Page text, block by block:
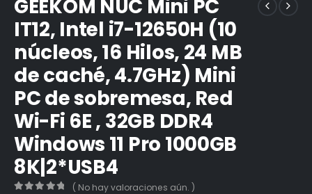
GEEKOM NUC Mini PC
IT12, Intel i7-12650H (10
núcleos, 16 Hilos, 24 MB
de caché, 4.7GHz) Mini
PC de sobremesa, Red
Wi-Fi 6E , 32GB DDR4
Windows 11 Pro 1000GB
8K|2*USB4
( No hay valoraciones aún. )